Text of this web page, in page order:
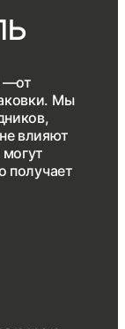
—от
Мы
влияют
могут
получает